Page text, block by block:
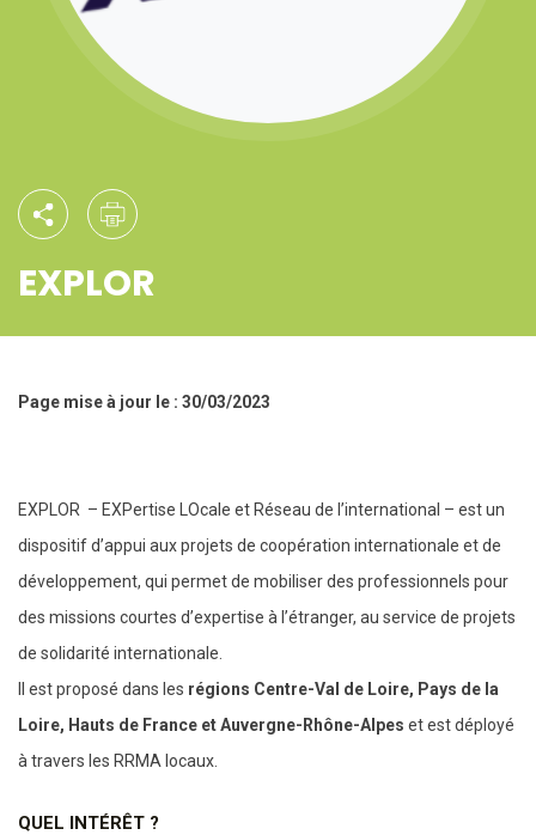
EXPLOR
Page mise à jour le : 30/03/2023
EXPLOR – EXPertise LOcale et Réseau de l’international – est un
dispositif d’appui aux projets de coopération internationale et de
développement, qui permet de mobiliser des professionnels pour
des missions courtes d’expertise à l’étranger, au service de projets
de solidarité internationale.
Il est proposé dans les régions Centre-Val de Loire, Pays de la
Loire, Hauts de France etAuvergne-Rhône-Alpes et est déployé
à travers les RRMA locaux.
QUEL INTÉRÊT ?